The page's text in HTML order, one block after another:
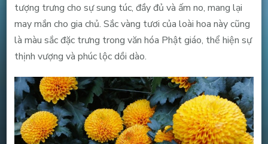
tượng trưng cho sự sung túc, đầy đủ và ấm no, mang lại
may mắn cho gia chủ. Sắc vàng tươi của loài hoa này cũng
là màu sắc đặc trưng trong văn hóa Phật giáo, thể hiện sự
thịnh vượng và phúc lộc dồi dào.